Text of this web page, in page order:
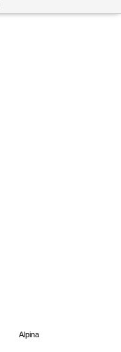
Alpina